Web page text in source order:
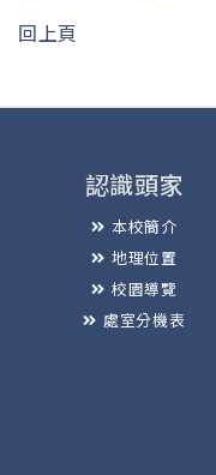
回上頁
認識頭家
本校簡介
地理位置
校園導覽
處室分機表